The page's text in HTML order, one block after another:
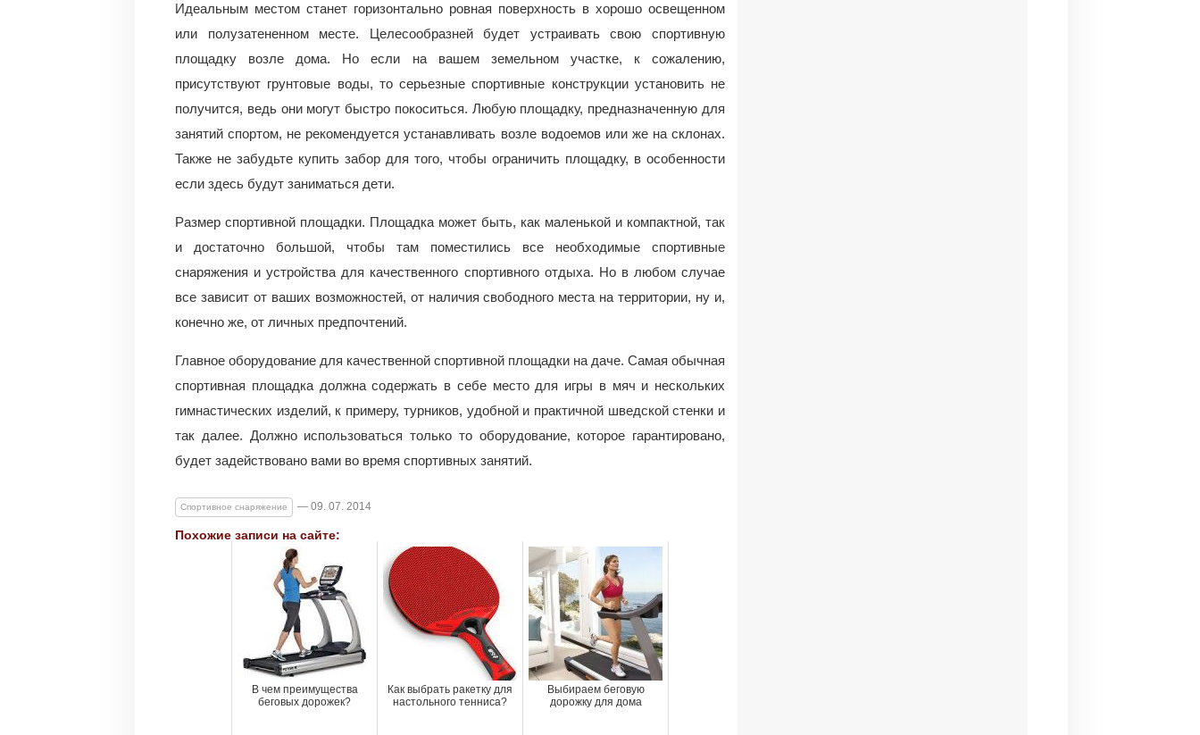
Идеальным местом станет горизонтально ровная поверхность в хорошо освещенном
или полузатененном месте. Целесообразней будет устраивать свою спортивную
площадку возле дома. Но если на вашем земельном участке, к сожалению,
присутствуют грунтовые воды, то серьезные спортивные конструкции установить не
получится, ведь они могут быстро покоситься. Любую площадку, предназначенную для
занятий спортом, не рекомендуется устанавливать возле водоемов или же на склонах.
Также не забудьте купить забор для того, чтобы ограничить площадку, в особенности
если здесь будут заниматься дети.
Размер спортивной площадки. Площадка может быть, как маленькой и компактной, так
и достаточно большой, чтобы там поместились все необходимые спортивные
снаряжения и устройства для качественного спортивного отдыха. Но в любом случае
все зависит от ваших возможностей, от наличия свободного места на территории, ну и,
конечно же, от личных предпочтений.
Главное оборудование для качественной спортивной площадки на даче. Самая обычная
спортивная площадка должна содержать в себе место для игры в мяч и нескольких
гимнастических изделий, к примеру, турников, удобной и практичной шведской стенки и
так далее. Должно использоваться только то оборудование, которое гарантировано,
будет задействовано вами во время спортивных занятий.
Спортивное снаряжение — 09. 07. 2014
Похожие записи на сайте:
В чем преимущества
беговых дорожек?
Как выбрать ракетку для
настольного тенниса?
Выбираем беговую
дорожку для дома